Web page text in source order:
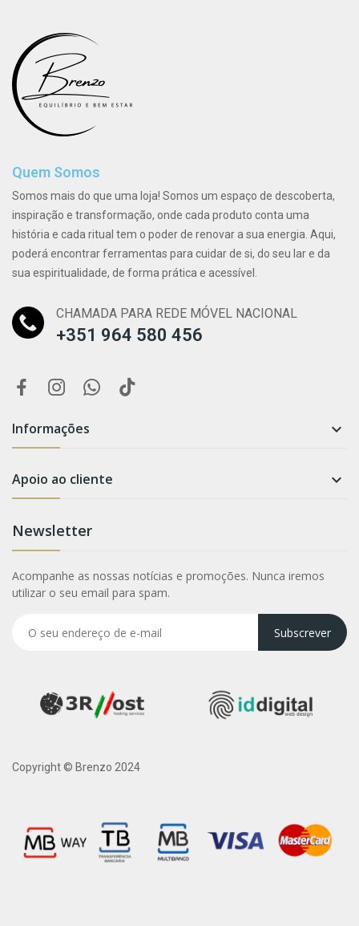
Quem Somos
Somos mais do que uma loja! Somos um espaço de descoberta,
inspiração e transformação, onde cada produto conta uma
história e cada ritual tem o poder de renovar a sua energia. Aqui,
poderá encontrar ferramentas para cuidar de si, do seu lar e da
sua espiritualidade, de forma prática e acessível.
CHAMADA PARA REDE MÓVEL NACIONAL
+351 964 580 456
Informações 
Apoio ao cliente 
Newsletter
Acompanhe as nossas notícias e promoções. Nunca iremos
utilizar o seu email para spam.
Subscrever
Copyright © Brenzo 2024